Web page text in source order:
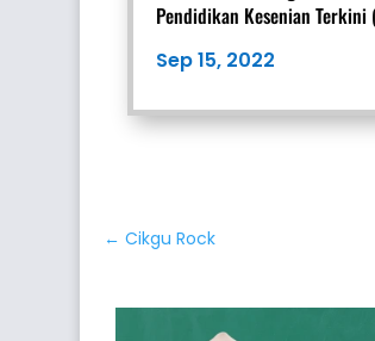
Pendidikan Kesenian Terkini
Sep 15, 2022
←Cikgu Rock